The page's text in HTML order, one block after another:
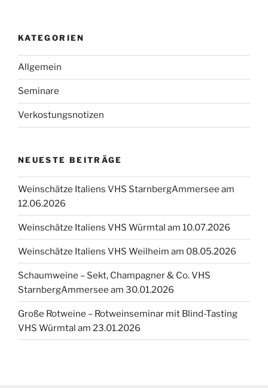
KATEGORIEN
Allgemein
Seminare
Verkostungsnotizen
NEUESTE BEITRÄGE
Weinschätze Italiens VHS StarnbergAmmersee am
12.06.2026
Weinschätze Italiens VHS Würmtal am 10.07.2026
Weinschätze Italiens VHS Weilheim am 08.05.2026
Schaumweine – Sekt, Champagner & Co. VHS
StarnbergAmmersee am 30.01.2026
Große Rotweine – Rotweinseminar mit Blind-Tasting
VHS Würmtal am 23.01.2026